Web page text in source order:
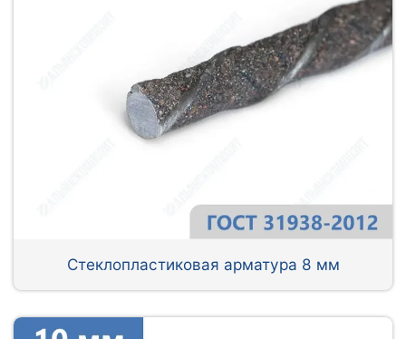
Стеклопластиковая арматура 8 мм